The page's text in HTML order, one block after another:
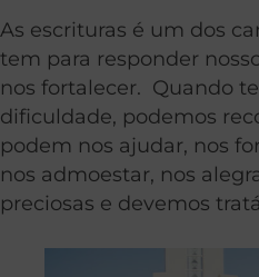
As escrituras é um dos
tem para responder
nos fortalecer. Quando
dificuldade, podemos
podem nos ajudar, nos
nos admoestar, nos
preciosas e devemos